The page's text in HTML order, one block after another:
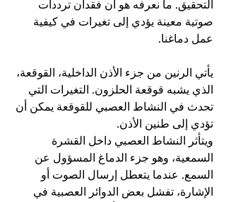
التحقيق. ما نعرفه هو أن فقدان ترددات
صوتية معينة يؤدي إلى تغيرات في كيفية
عمل دماغنا.
يأتي الرنين من جزء الأذن الداخلية، القوقعة،
الذي يشبه قوقعة الحلزون. التغيرات التي
تحدث في النشاط العصبي للقوقعة يمكن أن
تؤدي إلى طنين الأذن.
ويتأثر النشاط العصبي داخل القشرة
السمعية، وهو جزء الدماغ المسؤول عن
السمع. عندما يتعطل إرسال الصوت أو
الإشارة، تفشل بعض الدوائر العصبية في